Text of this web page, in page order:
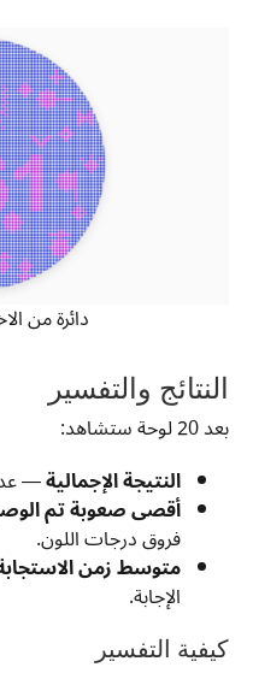
دائرة من
النتائج والتفسير
بعد 20 لوحة ستشاهد:
النتيجة الإجمالية—
أقصى صعوبة تم
فروق درجات اللون.
متوسط زمن
الإجابة.
كيفية التفسير